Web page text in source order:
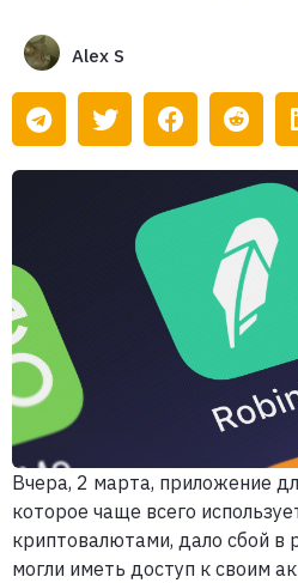
Alex S
Вчера, 2 марта, приложение
которое чаще всего
криптовалютами, дало сбой в
могли иметь доступ к своим